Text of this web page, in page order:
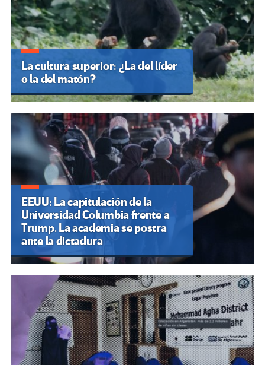
La cultura superior: ¿La del líder
o la del matón?
EEUU: La capitulación de la
Universidad Columbia frente a
Trump. La academia se postra
ante la dictadura